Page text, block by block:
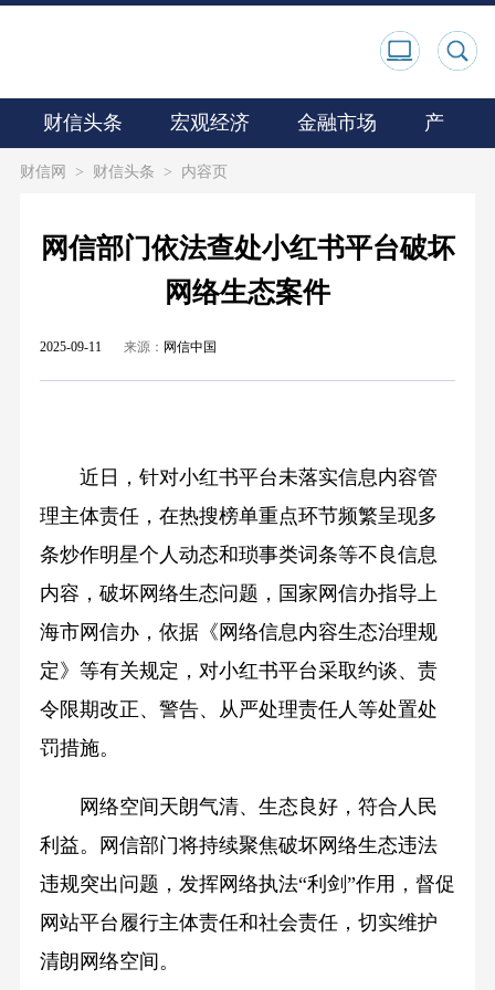
财信头条 宏观经济 金融市场 产业观
财信网 > 财信头条 > 内容页
网信部门依法查处小红书平台破坏
网络生态案件
2025-09-11 来源： 网信中国
近日，针对小红书平台未落实信息内容管
理主体责任，在热搜榜单重点环节频繁呈现多
条炒作明星个人动态和琐事类词条等不良信息
内容，破坏网络生态问题，国家网信办指导上
海市网信办，依据《网络信息内容生态治理规
定》等有关规定，对小红书平台采取约谈、责
令限期改正、警告、从严处理责任人等处置处
罚措施。
网络空间天朗气清、生态良好，符合人民
利益。网信部门将持续聚焦破坏网络生态违法
违规突出问题，发挥网络执法“利剑”作用，督促
网站平台履行主体责任和社会责任，切实维护
清朗网络空间。